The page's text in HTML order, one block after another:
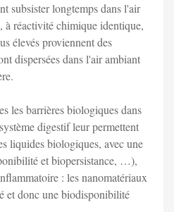
subsister longtemps dans l'air
à réactivité chimique identique,
élevés proviennent des
dispersées dans l'air ambiant
les barrières biologiques dans
digestif leur permettent
liquides biologiques, avec une
et biopersistance, …),
: les nanomatériaux
et donc une biodisponibilité